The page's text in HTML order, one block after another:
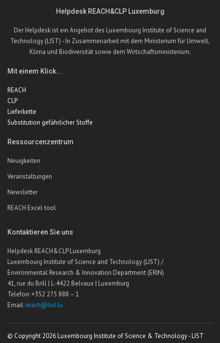
Helpdesk REACH&CLP Luxemburg
Der Helpdesk ist ein Angebot des Luxembourg Institute of Science and
Technology (LIST) - In Zusammenarbeit mit dem Ministerium für Umwelt,
Klima und Biodiversität sowie dem Wirtschaftsministerium.
Mit einem Klick...
REACH
CLP
Lieferkette
Substitution gefährlicher Stoffe
Ressourcenzentrum
Neuigkeiten
Veranstaltungen
Newsletter
REACH Excel tool
Kontaktieren Sie uns
Helpdesk REACH&CLP Luxemburg
Luxembourg Institute of Science and Technology (LIST) /
Environmental Research & Innovation Department (ERIN)
41, rue du Brill | L-4422 Belvaux | Luxemburg
Telefon: +352 275 888 – 1
Email: reach@list.lu
© Copyright 2026 Luxembourg Institute of Science & Technology - LIST